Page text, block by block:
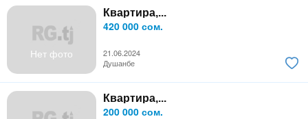
Нет фото
Квартира,...
420 000 сом.
21.06.2024
Душанбе
Квартира,...
200 000 сом.